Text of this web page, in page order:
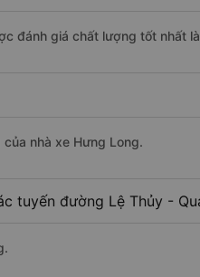
đánh giá chất lượng tốt nhất
nhà xe Hưng Long.
tuyến đường Lệ Thủy -